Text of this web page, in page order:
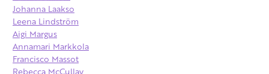
Johanna Laakso
Leena Lindström
Aigi Margus
Annamari Markkola
Francisco Massot